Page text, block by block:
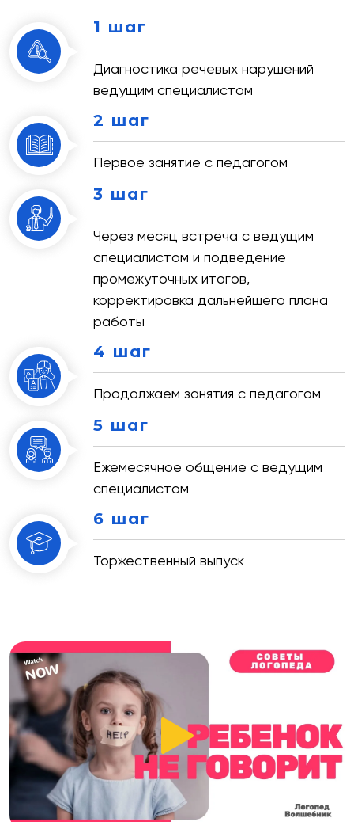
1 шаг
Диагностика речевых нарушений
ведущим специалистом
2 шаг
Первое занятие с педагогом
3 шаг
Через месяц встреча с ведущим
специалистом и подведение
промежуточных итогов,
корректировка дальнейшего плана
работы
4 шаг
Продолжаем занятия с педагогом
5 шаг
Ежемесячное общение с ведущим
специалистом
6 шаг
Торжественный выпуск